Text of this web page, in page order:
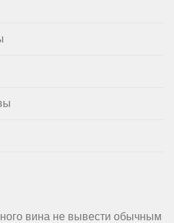
вина не вывести обычным